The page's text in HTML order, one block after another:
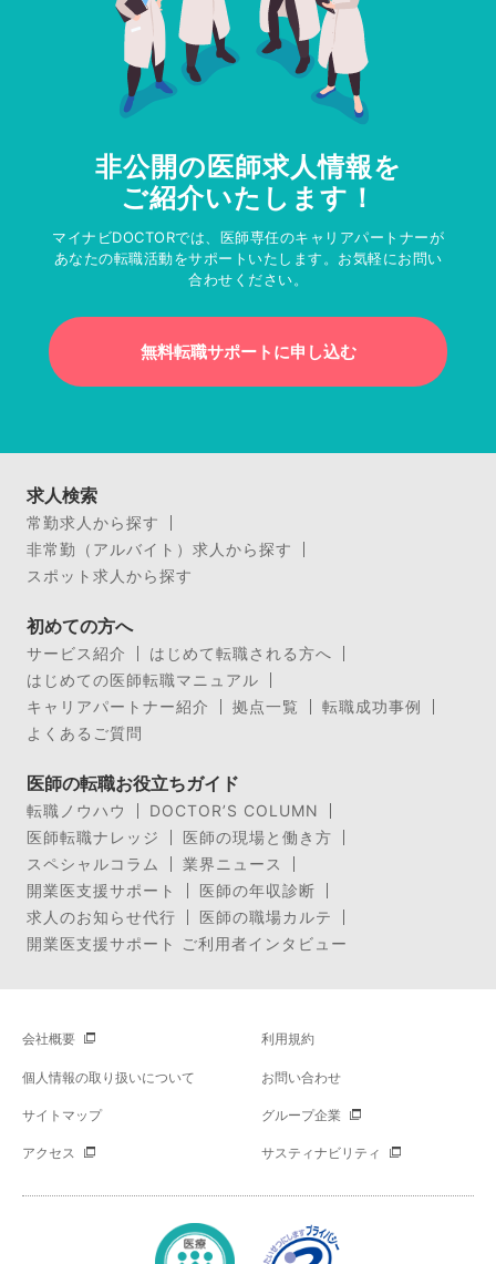
非公開の医師求人情報を
ご紹介いたします！
マイナビDOCTORでは、医師専任のキャリアパートナーが
あなたの転職活動をサポートいたします。お気軽にお問い
合わせください。
無料転職サポートに申し込む
求人検索
常勤求人から探す
非常勤（アルバイト）求人から探す
スポット求人から探す
初めての方へ
サービス紹介
はじめて転職される方へ
はじめての医師転職マニュアル
キャリアパートナー紹介
拠点一覧
転職成功事例
よくあるご質問
医師の転職お役立ちガイド
転職ノウハウ
DOCTOR’S COLUMN
医師転職ナレッジ
医師の現場と働き方
スペシャルコラム
業界ニュース
開業医支援サポート
医師の年収診断
求人のお知らせ代行
医師の職場カルテ
開業医支援サポート ご利用者インタビュー
会社概要 利用規約
個人情報の取り扱いについて お問い合わせ
サイトマップ グループ企業
アクセス サスティナビリティ